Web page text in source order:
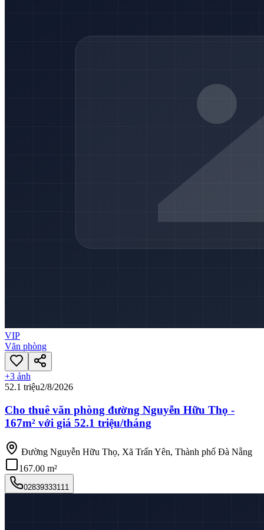
VIP
Văn phòng
+3 ảnh
52.1 triệu2/8/2026
Cho thuê văn phòng đường Nguyễn Hữu Thọ -
167m² với giá 52.1 triệu/tháng
Đường Nguyễn Hữu Thọ, Xã Trấn Yên, Thành phố Đà Nẵng
167.00 m²
02839333111